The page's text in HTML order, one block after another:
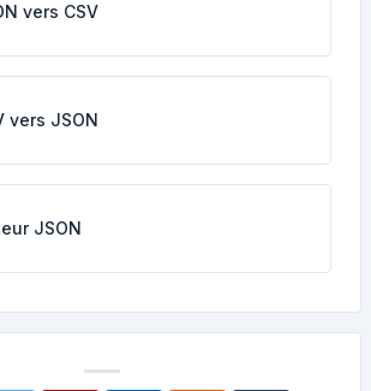
vers CSV
vers JSON
JSON